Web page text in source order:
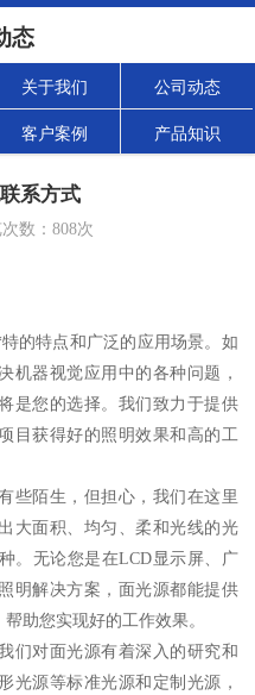
态
关于我们 公司动态
客户案例 产品知识
系方式
数： 808次
的特点和广泛的应用场景。如
机器视觉应用中的各种问题，
是您的选择。我们致力于提供
目获得好的照明效果和高的工
些陌生，但担心，我们在这里
大面积、均匀、柔和光线的光
。无论您是在LCD显示屏、广
明解决方案，面光源都能提供
助您实现好的工作效果。
们对面光源有着深入的研究和
光源等标准光源和定制光源，